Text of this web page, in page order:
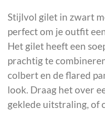
Stijlvol gilet in zwart
perfect om je outfit
Het gilet heeft een
prachtig te
colbert en de flared
look. Draag het over
geklede uitstraling, of